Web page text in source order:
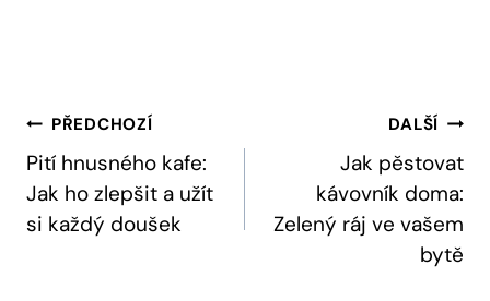
Navigace
Pro
Příspěvek
PŘEDCHOZÍ
Pití hnusného kafe:
Jak ho zlepšit a užít
si každý doušek
DALŠÍ
Jak pěstovat
kávovník doma:
Zelený ráj ve vašem
bytě